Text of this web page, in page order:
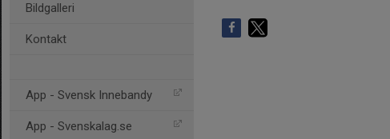
Bildgalleri
Kontakt
App - Svensk Innebandy
App - Svenskalag.se